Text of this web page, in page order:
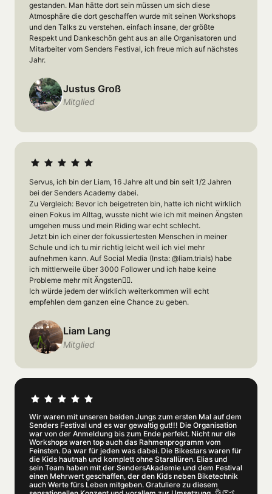
gestanden. Man hätte dort sein müssen um sich diese
Atmosphäre die dort geschaffen wurde mit seinen Workshops
und den Talks zu verstehen. einfach insane, der größte
Respekt und Dankeschön geht aus an alle Organisatoren und
Mitarbeiter vom Senders Festival, ich freue mich auf nächstes
Jahr.
Justus Groß
Mitglied
Servus, ich bin der Liam, 16 Jahre alt und bin seit 1/2 Jahren
bei der Senders Academy dabei.
Zu Vergleich: Bevor ich beigetreten bin, hatte ich nicht wirklich
einen Fokus im Alltag, wusste nicht wie ich mit meinen Ängsten
umgehen muss und mein Riding war echt schlecht.
Jetzt bin ich einer der fokussiertesten Menschen in meiner
Schule und ich tu mir richtig leicht weil ich viel mehr
aufnehmen kann. Auf Social Media (Insta: @liam.trials) habe
ich mittlerweile über 3000 Follower und ich habe keine
Probleme mehr mit Ängsten👌🏻.
Ich würde jedem der wirklich weiterkommen will echt
empfehlen dem ganzen eine Chance zu geben.
Liam Lang
Mitglied
Wir waren mit unseren beiden Jungs zum ersten Mal auf dem
Senders Festival und es war gewaltig gut!!! Die Organisation
war von der Anmeldung bis zum Ende perfekt. Nicht nur die
Workshops waren top auch das Rahmenprogramm vom
Feinsten. Da war für jeden was dabei. Die Bikestars waren für
die Kids hautnah und komplett ohne Starallüren. Elias und
sein Team haben mit der SendersAkademie und dem Festival
einen Mehrwert geschaffen, der den Kids neben Biketechnik
auch Werte fürs Leben mitgeben. Gratuliere zu diesem